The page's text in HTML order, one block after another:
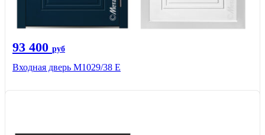
93 400 руб
Входная дверь М1029/38 E